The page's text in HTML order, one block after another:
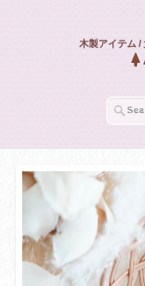
木製アイテム /